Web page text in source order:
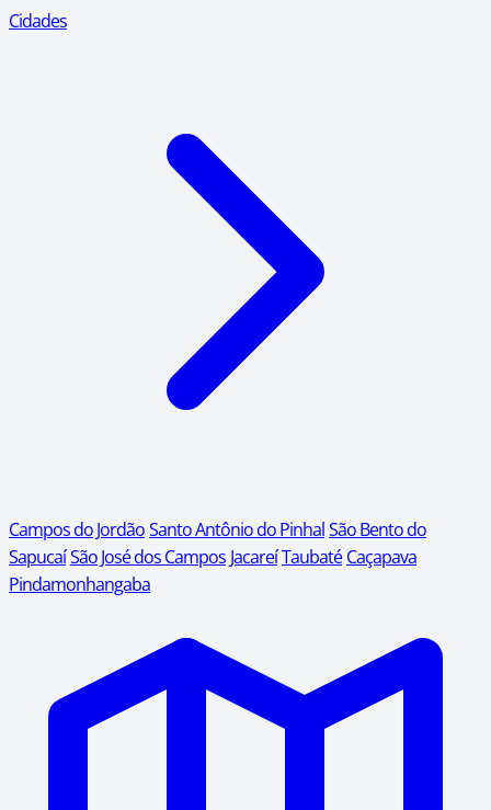
Cidades
Campos do JordãoSanto Antônio do PinhalSão Bento do
SapucaíSão José dos Campos JacareíTaubaté Caçapava
Pindamonhangaba